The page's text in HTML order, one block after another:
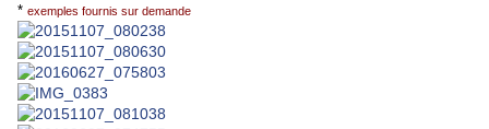
* exemples fournis sur demande